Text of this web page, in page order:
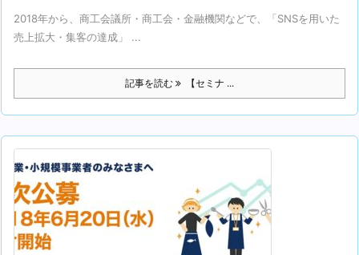
2018年から、商工会議所・商工会・金融機関などで、「SNSを用いた
売上拡大・集客の達成」 ...
記事を読む 【セミナ ...